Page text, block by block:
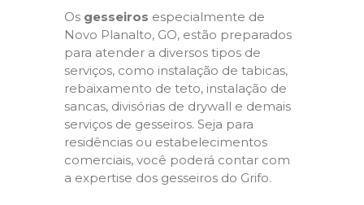
Os gesseiros especialmente de
Novo Planalto, GO, estão preparados
para atender a diversos tipos de
serviços, como instalação de tabicas,
rebaixamento de teto, instalação de
sancas, divisórias de drywall e demais
serviços de gesseiros. Seja para
residências ou estabelecimentos
comerciais, você poderá contar com
a expertise dos gesseiros do Grifo.